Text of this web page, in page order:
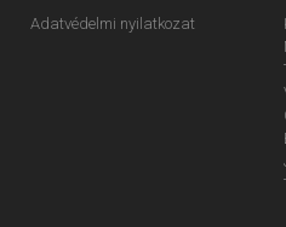
Adatvédelmi nyilatkozat